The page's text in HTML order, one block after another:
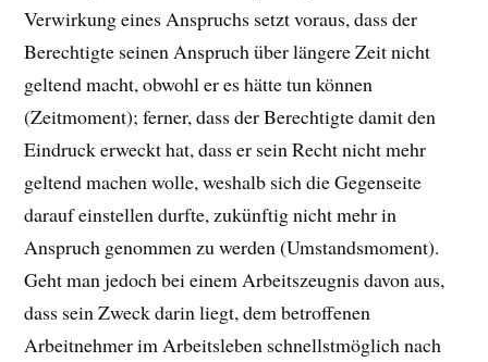
Verwirkung eines Anspruchs setzt voraus, dass der
Berechtigte seinen Anspruch über längere Zeit nicht
geltend macht, obwohl er es hätte tun können
(Zeitmoment); ferner, dass der Berechtigte damit den
Eindruck erweckt hat, dass er sein Recht nicht mehr
geltend machen wolle, weshalb sich die Gegenseite
darauf einstellen durfte, zukünftig nicht mehr in
Anspruch genommen zu werden (Umstandsmoment).
Geht man jedoch bei einem Arbeitszeugnis davon aus,
dass sein Zweck darin liegt, dem betroffenen
Arbeitnehmer im Arbeitsleben schnellstmöglich nach